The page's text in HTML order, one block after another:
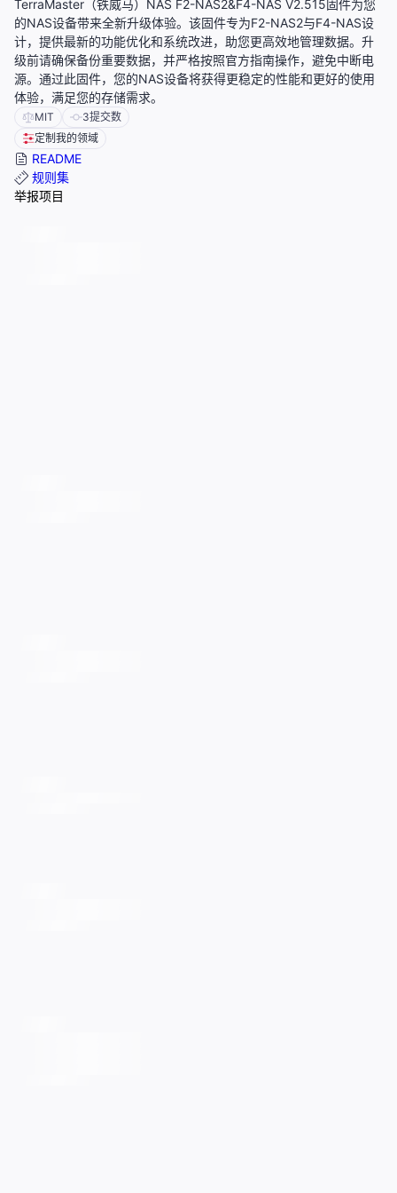
TerraMaster（铁威马）NAS F2-NAS2&F4-NAS V2.515固件为您
的NAS设备带来全新升级体验。该固件专为F2-NAS2与F4-NAS设
计，提供最新的功能优化和系统改进，助您更高效地管理数据。升
级前请确保备份重要数据，并严格按照官方指南操作，避免中断电
源。通过此固件，您的NAS设备将获得更稳定的性能和更好的使用
体验，满足您的存储需求。
MIT 3提交数
定制我的领域
README
规则集
举报项目